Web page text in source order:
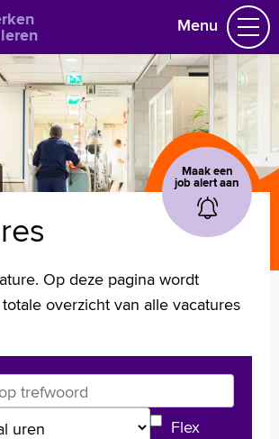
Menu
Op deze pagina wordt
overzicht van alle vacatures
Maak een
job alert aan
of opleiding
Zoek op trefwoord
Flex